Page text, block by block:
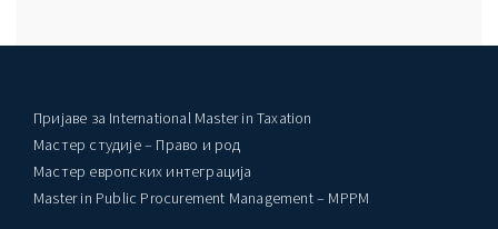
Пријаве за International Master in Taxation
Мастер студије – Право и род
Мастер европских интеграција
Master in Public Procurement Management – MPPM